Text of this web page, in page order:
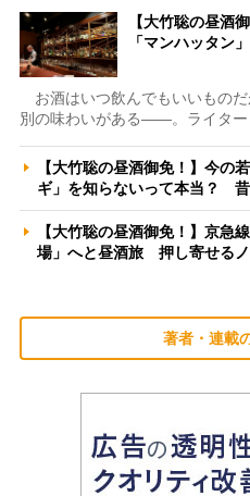
【大竹聡の昼酒
「マンハッタン
お酒はいつ飲んでもいいもの
別の味わいがある――。ライター
【大竹聡の昼酒御免！】今の
ギ」を知らないって本当？
【大竹聡の昼酒御免！】京急
場」へと昼酒旅 押し寄せる
著者・連載